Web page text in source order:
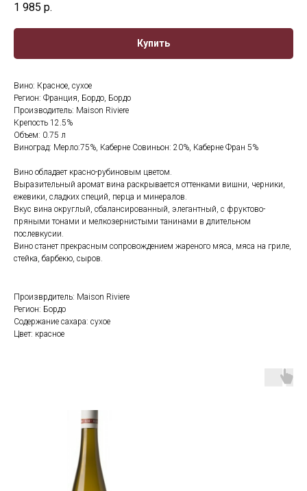
1 985 р.
Купить
Вино: Красное, сухое
Регион: Франция, Бордо, Бордо
Производитель: Maison Riviere
Крепость 12.5%
Объем: 0.75 л
Виноград: Мерло:75%, Каберне Совиньон: 20%, Каберне Фран 5%
Вино обладает красно-рубиновым цветом.
Выразительный аромат вина раскрывается оттенками вишни, черники,
ежевики, сладких специй, перца и минералов.
Вкус вина округлый, сбалансированный, элегантный, с фруктово-
пряными тонами и мелкозернистыми танинами в длительном
послевкусии.
Вино станет прекрасным сопровождением жареного мяса, мяса на гриле,
стейка, барбекю, сыров.
Произврдитель: Maison Riviere
Регион: Бордо
Содержание сахара: сухое
Цвет: красное